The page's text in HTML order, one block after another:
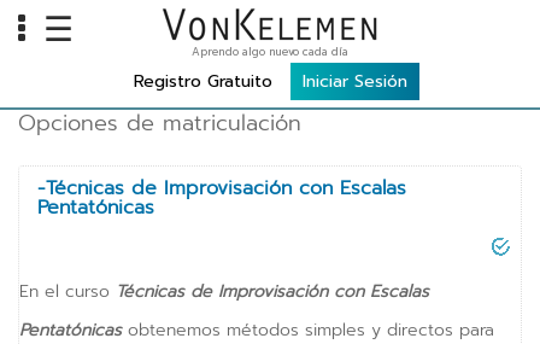
Home
Cursos
Carreras
TOOLS
☰ Aprendo algo nuevo cada día
Registro Gratuito Iniciar Sesión
Opciones de matriculación
-Técnicas de Improvisación con Escalas
Pentatónicas
En el curso Técnicas de Improvisación con Escalas
Pentatónicasobtenemos métodos simples y directos para